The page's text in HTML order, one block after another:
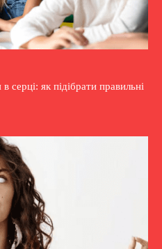
серці: як підібрати правильні